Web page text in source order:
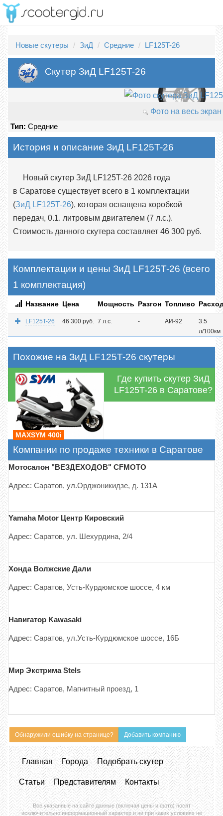
Новые скутеры ЗиД Средние LF125T-26
Скутер ЗиД LF125T-26
Фото на весь экран
Тип: Средние
История и описание ЗиД LF125T-26
Новый скутер ЗиД LF125T-26 2026 года
в Саратове существует всего в 1 комплектации
(ЗиД LF125T-26), которая оснащена коробкой
передач, 0.1. литровым двигателем (7 л.с.).
Стоимость данного скутера составляет 46 300 руб.
Комплектации и цены ЗиД LF125T-26 (всего
1 комплектация)
Название Цена Мощность Разгон Топливо
LF125T-26 46 300 руб. 7 л.с. - АИ-92
3.5
л/100км
Похожие на ЗиД LF125T-26 скутеры
MAXSYM 400i
Где купить скутер ЗиД
LF125T-26 в Саратове?
Компании по продаже техники в Саратове
Мотосалон "ВЕЗДЕХОДОВ" CFMOTO
Адрес: Саратов, ул.Орджоникидзе, д. 131А
Yamaha Motor Центр Кировский
Адрес: Саратов, ул. Шехурдина, 2/4
Хонда Волжские Дали
Адрес: Саратов, Усть-Курдюмское шоссе, 4 км
Навигатор Kawasaki
Адрес: Саратов, ул.Усть-Курдюмское шоссе, 16Б
Мир Экстрима Stels
Адрес: Саратов, Магнитный проезд, 1
Обнаружили ошибку на странице? Добавить компанию
Главная Города Подобрать скутер
Статьи Представителям Контакты
Все указанные на сайте данные (включая цены и фото) носят
исключительно информационный характер и ни при каких условиях не